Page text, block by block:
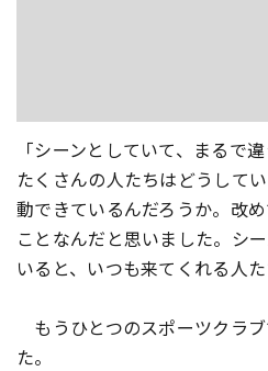
「シーンとしていて、まるで
たくさんの人たちはどうして
動できているんだろうか。改
ことなんだと思いました。シ
いると、いつも来てくれる人
もうひとつのスポーツクラ
た。